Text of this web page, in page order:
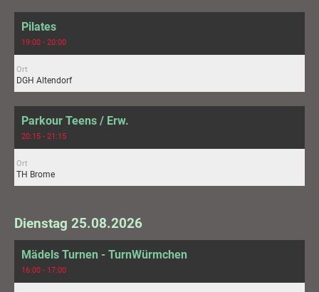
Pilates
19:00 - 20:00
Ort
DGH Altendorf
Parkour Teens / Erw.
20:15 - 21:15
Ort
TH Brome
Dienstag 25.08.2026
Mädels Turnen - TurnWürmchen
16:00 - 17:00